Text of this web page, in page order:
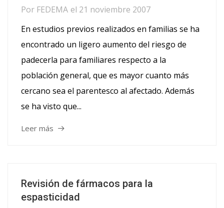
Por FEDEMA el 21 noviembre 2007
En estudios previos realizados en familias se ha
encontrado un ligero aumento del riesgo de
padecerla para familiares respecto a la
población general, que es mayor cuanto más
cercano sea el parentesco al afectado. Además
se ha visto que...
Leer más
Revisión de fármacos para la
espasticidad